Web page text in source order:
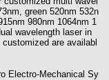
green 520nm 532n
980nm 1064nm 1
wavelength laser in
are availabl
Electro-Mechanical Sy